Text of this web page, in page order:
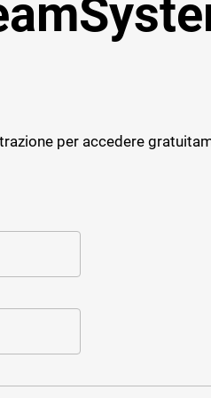
Software
Progettazione
Cybersecurity
per accedere